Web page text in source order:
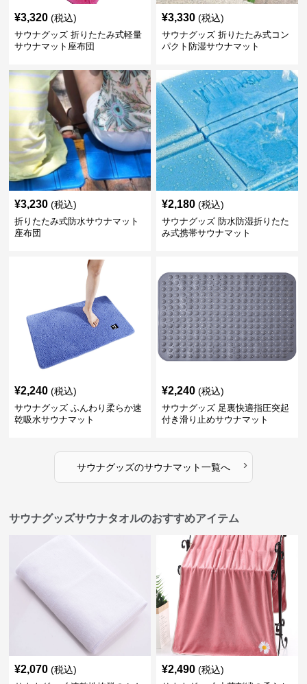
¥3,320 (税込)
サウナグッズ 折りたたみ式軽量
サウナマット座布団
¥3,330 (税込)
サウナグッズ 折りたたみ式コン
パクト防湿サウナマット
¥3,230 (税込)
折りたたみ式防水サウナマット
座布団
¥2,180 (税込)
サウナグッズ 防水防湿折りたた
み式携帯サウナマット
¥2,240 (税込)
サウナグッズ ふんわり柔らか速
乾吸水サウナマット
¥2,240 (税込)
サウナグッズ 足裏快適指圧突起
付き滑り止めサウナマット
サウナグッズのサウナマット一覧へ ›
サウナグッズサウナタオルのおすすめアイテム
¥2,070 (税込) ¥2,490 (税込)